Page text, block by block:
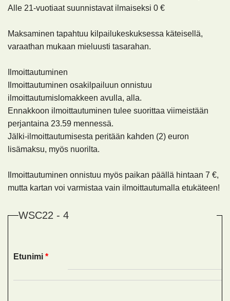
Alle 21-vuotiaat suunnistavat ilmaiseksi 0 €
Maksaminen tapahtuu kilpailukeskuksessa käteisellä,
varaathan mukaan mieluusti tasarahan.
Ilmoittautuminen
Ilmoittautuminen osakilpailuun onnistuu
ilmoittautumislomakkeen avulla, alla.
Ennakkoon ilmoittautuminen tulee suorittaa viimeistään
perjantaina 23.59 mennessä.
Jälki-ilmoittautumisesta peritään kahden (2) euron
lisämaksu, myös nuorilta.
Ilmoittautuminen onnistuu myös paikan päällä hintaan 7 €,
mutta kartan voi varmistaa vain ilmoittautumalla etukäteen!
WSC22 - 4
Etunimi *